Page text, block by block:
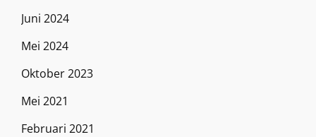
Juni 2024
Mei 2024
Oktober 2023
Mei 2021
Februari 2021